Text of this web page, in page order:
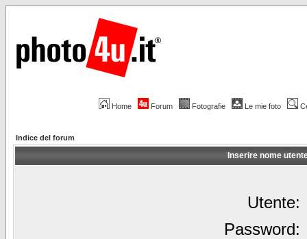
Home Forum Fotografie Le mie foto
Indice del forum
Inserire nome
Utente:
Password: